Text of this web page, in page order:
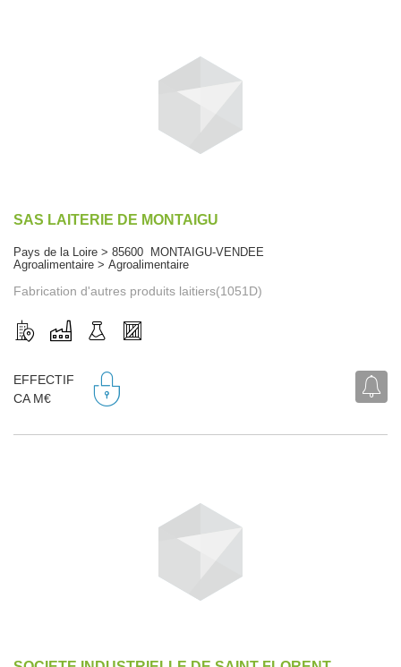
SAS LAITERIE DE MONTAIGU
Pays de la Loire > 85600 MONTAIGU-VENDEE
Agroalimentaire > Agroalimentaire
Fabrication d'autres produits laitiers(1051D)
EFFECTIF
CA M€